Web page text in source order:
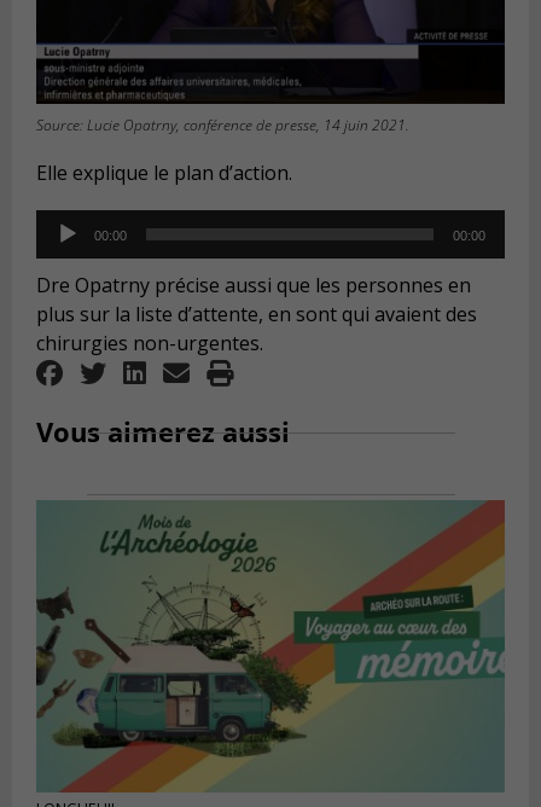
Source: Lucie Opatrny, conférence de presse, 14 juin 2021.
Elle explique le plan d’action.
Audio
Player
00:00 00:00
Dre Opatrny précise aussi que les personnes en
plus sur la liste d’attente, en sont qui avaient des
chirurgies non-urgentes.
Vous aimerez aussi